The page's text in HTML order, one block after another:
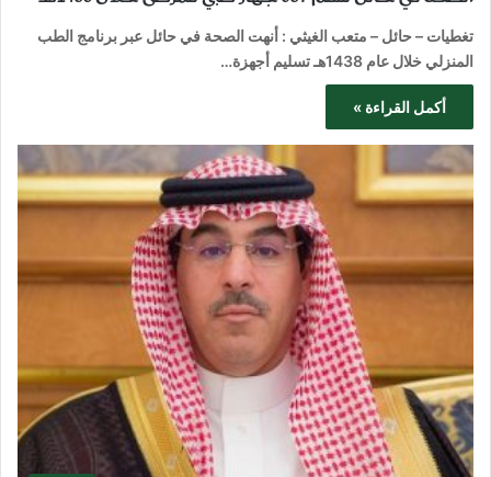
تغطيات – حائل – متعب الغيثي : أنهت الصحة في حائل عبر برنامج الطب
المنزلي خلال عام 1438هـ تسليم أجهزة…
أكمل القراءة »